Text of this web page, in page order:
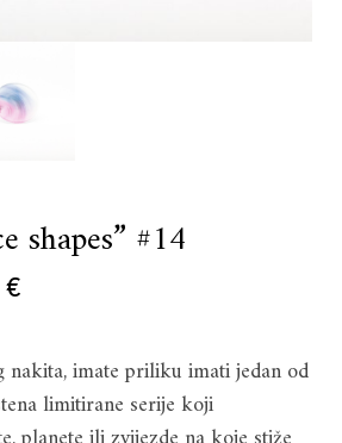
shapes” #14
€.
€
is:
11.00 €.
nakita, imate priliku imati jedan od
limitirane serije koji